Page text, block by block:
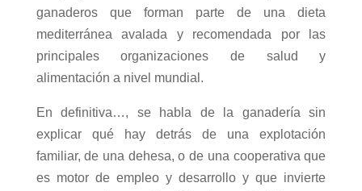
ganaderos que forman parte de una dieta
mediterránea avalada y recomendada por las
principales organizaciones de salud y
alimentación a nivel mundial.
En definitiva…, se habla de la ganadería sin
explicar qué hay detrás de una explotación
familiar, de una dehesa, o de una cooperativa que
es motor de empleo y desarrollo y que invierte